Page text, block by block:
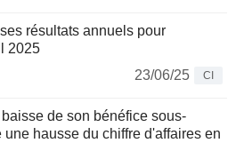
résultats annuels pour
2025
23/06/25
CI
de son bénéfice sous-
hausse du chiffre d'affaires en